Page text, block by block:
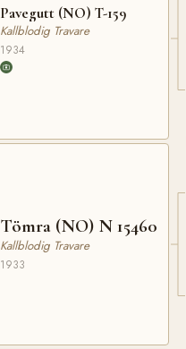
Pavegutt (NO) T-159
Kallblodig Travare
1934
Tömra (NO) N 15460
Kallblodig Travare
1933